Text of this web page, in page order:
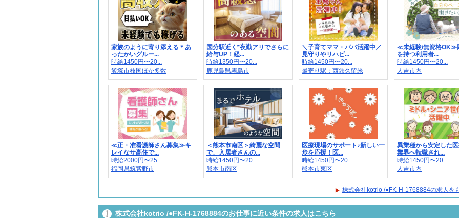
家族のように寄り添える＊あ
ったかいグルー...
時給1450円〜20...
飯塚市枝国ほか多数
国分駅近く*夜勤アリでさらに
給与UP！経...
時給1350円〜20...
鹿児島県霧島市
＼子育てママ・パパ活躍中／
見守りやリハビ...
時給1450円〜20...
最寄り駅：西鉄久留米
≪未経験/無資格OK≫
を持つ利用者...
時給1450円〜20...
人吉市内
≪正・准看護師さん募集≫キ
レイなサ高住で...
時給2000円〜25...
福岡県筑紫野市
＜熊本市南区＞綺麗な空間
で、入居者さんの...
時給1450円〜20...
熊本市南区
医療現場のサポート♪新しい一
歩を応援！医...
時給1450円〜20...
熊本市東区
異業種から安定した
業界へ転職され...
時給1450円〜20...
人吉市内
株式会社kotrio /●FK-H-1768884の求人を
株式会社kotrio /●FK-H-1768884のお仕事に近い条件の求人はこちら